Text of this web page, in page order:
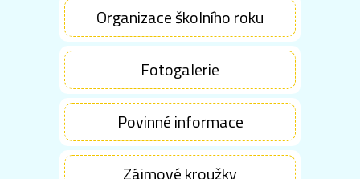
Organizace školního roku
Fotogalerie
Povinné informace
Zájmové kroužky